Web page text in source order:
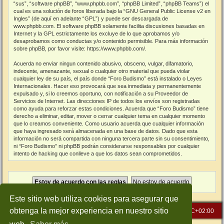
Este sitio web utiliza cookies para asegurar que
obtenga la mejor experiencia en nuestro sitio
“sus”, “software phpBB”, “www.phpbb.com”, “phpBB Limited”, “phpBB Teams”) el
cual es una solución de foros liberada bajo la “GNU General Public License v2 en
Ingles” (de aquí en adelante “GPL”) y puede ser descargada de
www.phpbb.com . El software phpBB solamente facilita discusiones basadas en
Internet y la GPL estrictamente los excluye de lo que aprobamos y/o
desaprobamos como conductas y/o contenido permisible. Para más información
sobre phpBB, por favor visite: https://www.phpbb.com/
Acuerda no enviar ningun contenido abusivo, obsceno, vulgar, difamatorio,
indecente, amenazante, sexual o cualquier otro material que pueda violar
cualquier ley de su país, el país donde “Foro Budismo” está instalado o Leyes
Internacionales. Hacer eso provocará que sea inmediata y permanentemente
expulsado y, si lo creemos oportuno, con notificación a su Proveedor de
Servicios de Internet. Las direcciones IP de todos los envíos son registradas
como ayuda para reforzar estas condiciones. Acuerda que “Foro Budismo” tiene
derecho a eliminar, editar, mover o cerrar cualquier tema en cualquier momento
que lo creamos conveniente. Como usuario acuerda que cualquier información
que haya ingresado será almacenada en una base de datos. Dado que esta
información no será compartida con ninguna tercera parte sin su consentimiento,
ni “Foro Budismo” ni phpBB podrán considerarse responsables por cualquier
intento de hacking que conlleve a que los datos sean comprometidos.
Inicio Índice general Todos los horarios son UTC+02:00